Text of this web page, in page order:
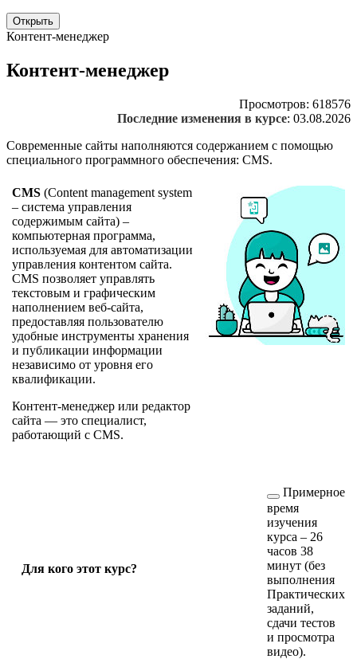
Открыть
Контент-менеджер
Контент-менеджер
Просмотров: 618576
Последние изменения в курсе: 03.08.2026
Современные сайты наполняются содержанием с помощью
специального программного обеспечения: CMS.
CMS (Content management system
– система управления
содержимым сайта) –
компьютерная программа,
используемая для автоматизации
управления контентом сайта.
CMS позволяет управлять
текстовым и графическим
наполнением веб-сайта,
предоставляя пользователю
удобные инструменты хранения
и публикации информации
независимо от уровня его
квалификации.
Контент-менеджер или редактор
сайта — это специалист,
работающий с CMS.
Для кого этот курс?
Примерное
время
изучения
курса – 26
часов 38
минут (без
выполнения
Практических
заданий,
сдачи тестов
и просмотра
видео).